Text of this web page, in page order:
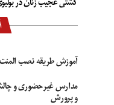
آموزش طریقه نصب
مدارس غیرحضوری و
و پرورش